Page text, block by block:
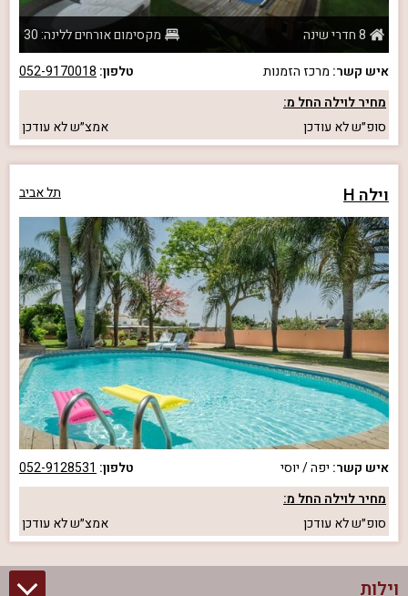
8 חדרי שינה
מקסימום אורחים ללינה: 30
איש קשר: מרכז הזמנות טלפון: 052-9170018
מחיר לוילה החל מ:
סופ״שלא עודכן אמצ״שלא עודכן
וילה H תל אביב
איש קשר: יפה / יוסי טלפון: 052-9128531
מחיר לוילה החל מ:
סופ״שלא עודכן אמצ״שלא עודכן
וילות